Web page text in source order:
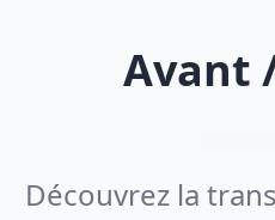
Avant
Découvrez la